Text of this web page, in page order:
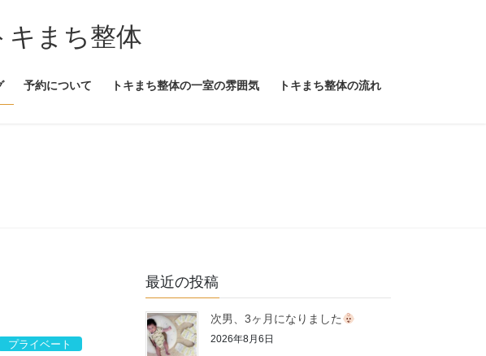
キまち整体
予約について トキまち整体の一室の雰囲気 トキまち整体の流れ
プライベート
最近の投稿
次男、3ヶ月になりました
2026年8月6日